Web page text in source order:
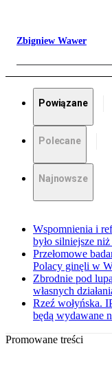
Zbigniew Wawer
Powiązane
Polecane
Najnowsze
Wspomnienia i
było silniejsze
Przełomowe
Polacy ginęli w
Zbrodnie pod
własnych
Rzeź wołyńska.
będą wydawane
Promowane treści